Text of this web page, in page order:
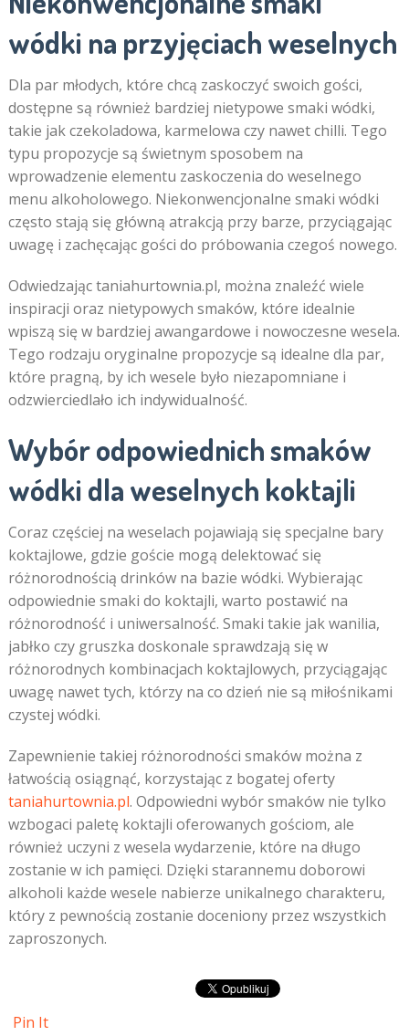
wódki na przyjęciach weselnych
Dla par młodych, które chcą zaskoczyć swoich gości,
dostępne są również bardziej nietypowe smaki wódki,
takie jak czekoladowa, karmelowa czy nawet chilli. Tego
typu propozycje są świetnym sposobem na
wprowadzenie elementu zaskoczenia do weselnego
menu alkoholowego. Niekonwencjonalne smaki wódki
często stają się główną atrakcją przy barze, przyciągając
uwagę i zachęcając gości do próbowania czegoś nowego.
Odwiedzając taniahurtownia.pl, można znaleźć wiele
inspiracji oraz nietypowych smaków, które idealnie
wpiszą się w bardziej awangardowe i nowoczesne wesela.
Tego rodzaju oryginalne propozycje są idealne dla par,
które pragną, by ich wesele było niezapomniane i
odzwierciedlało ich indywidualność.
Wybór odpowiednich smaków
wódki dla weselnych koktajli
Coraz częściej na weselach pojawiają się specjalne bary
koktajlowe, gdzie goście mogą delektować się
różnorodnością drinków na bazie wódki. Wybierając
odpowiednie smaki do koktajli, warto postawić na
różnorodność i uniwersalność. Smaki takie jak wanilia,
jabłko czy gruszka doskonale sprawdzają się w
różnorodnych kombinacjach koktajlowych, przyciągając
uwagę nawet tych, którzy na co dzień nie są miłośnikami
czystej wódki.
Zapewnienie takiej różnorodności smaków można z
łatwością osiągnąć, korzystając z bogatej oferty
taniahurtownia.pl. Odpowiedni wybór smaków nie tylko
wzbogaci paletę koktajli oferowanych gościom, ale
również uczyni z wesela wydarzenie, które na długo
zostanie w ich pamięci. Dzięki starannemu doborowi
alkoholi każde wesele nabierze unikalnego charakteru,
który z pewnością zostanie doceniony przez wszystkich
zaproszonych.
Pin It